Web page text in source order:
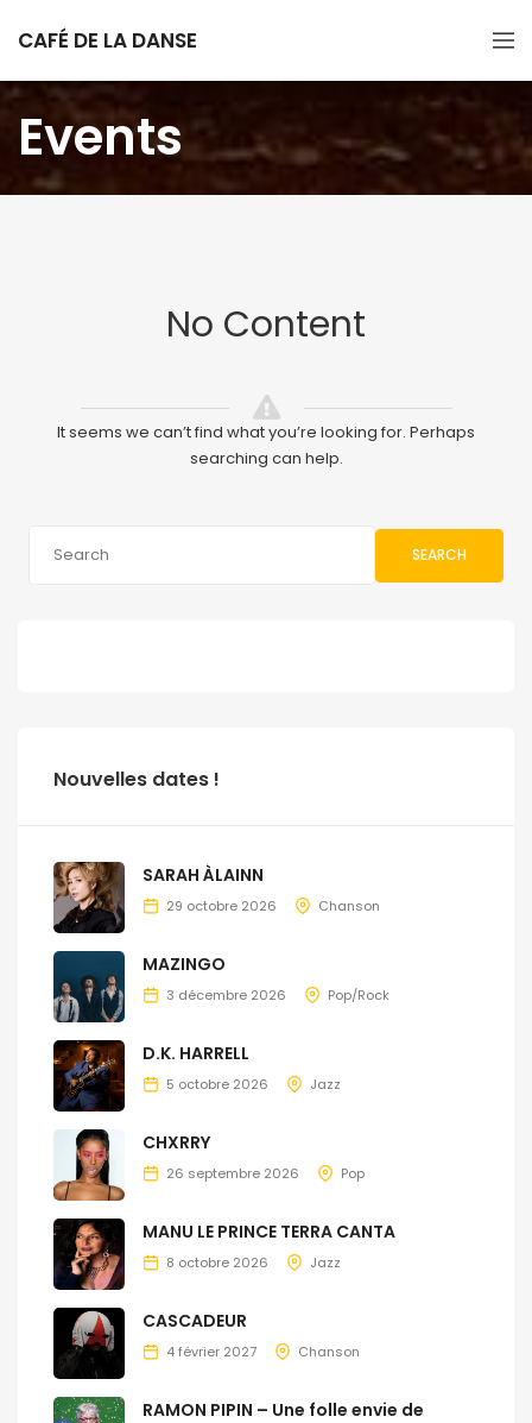
CAFÉ DE LA DANSE
Events
No Content
It seems we can’t find what you’re looking for. Perhaps
searching can help.
SEARCH
Nouvelles dates !
SARAH ÀLAINN
29 octobre 2026 Chanson
MAZINGO
3 décembre 2026 Pop/Rock
D.K. HARRELL
5 octobre 2026 Jazz
CHXRRY
26 septembre 2026 Pop
MANU LE PRINCE TERRA CANTA
8 octobre 2026 Jazz
CASCADEUR
4 février 2027 Chanson
RAMON PIPIN – Une folle envie de